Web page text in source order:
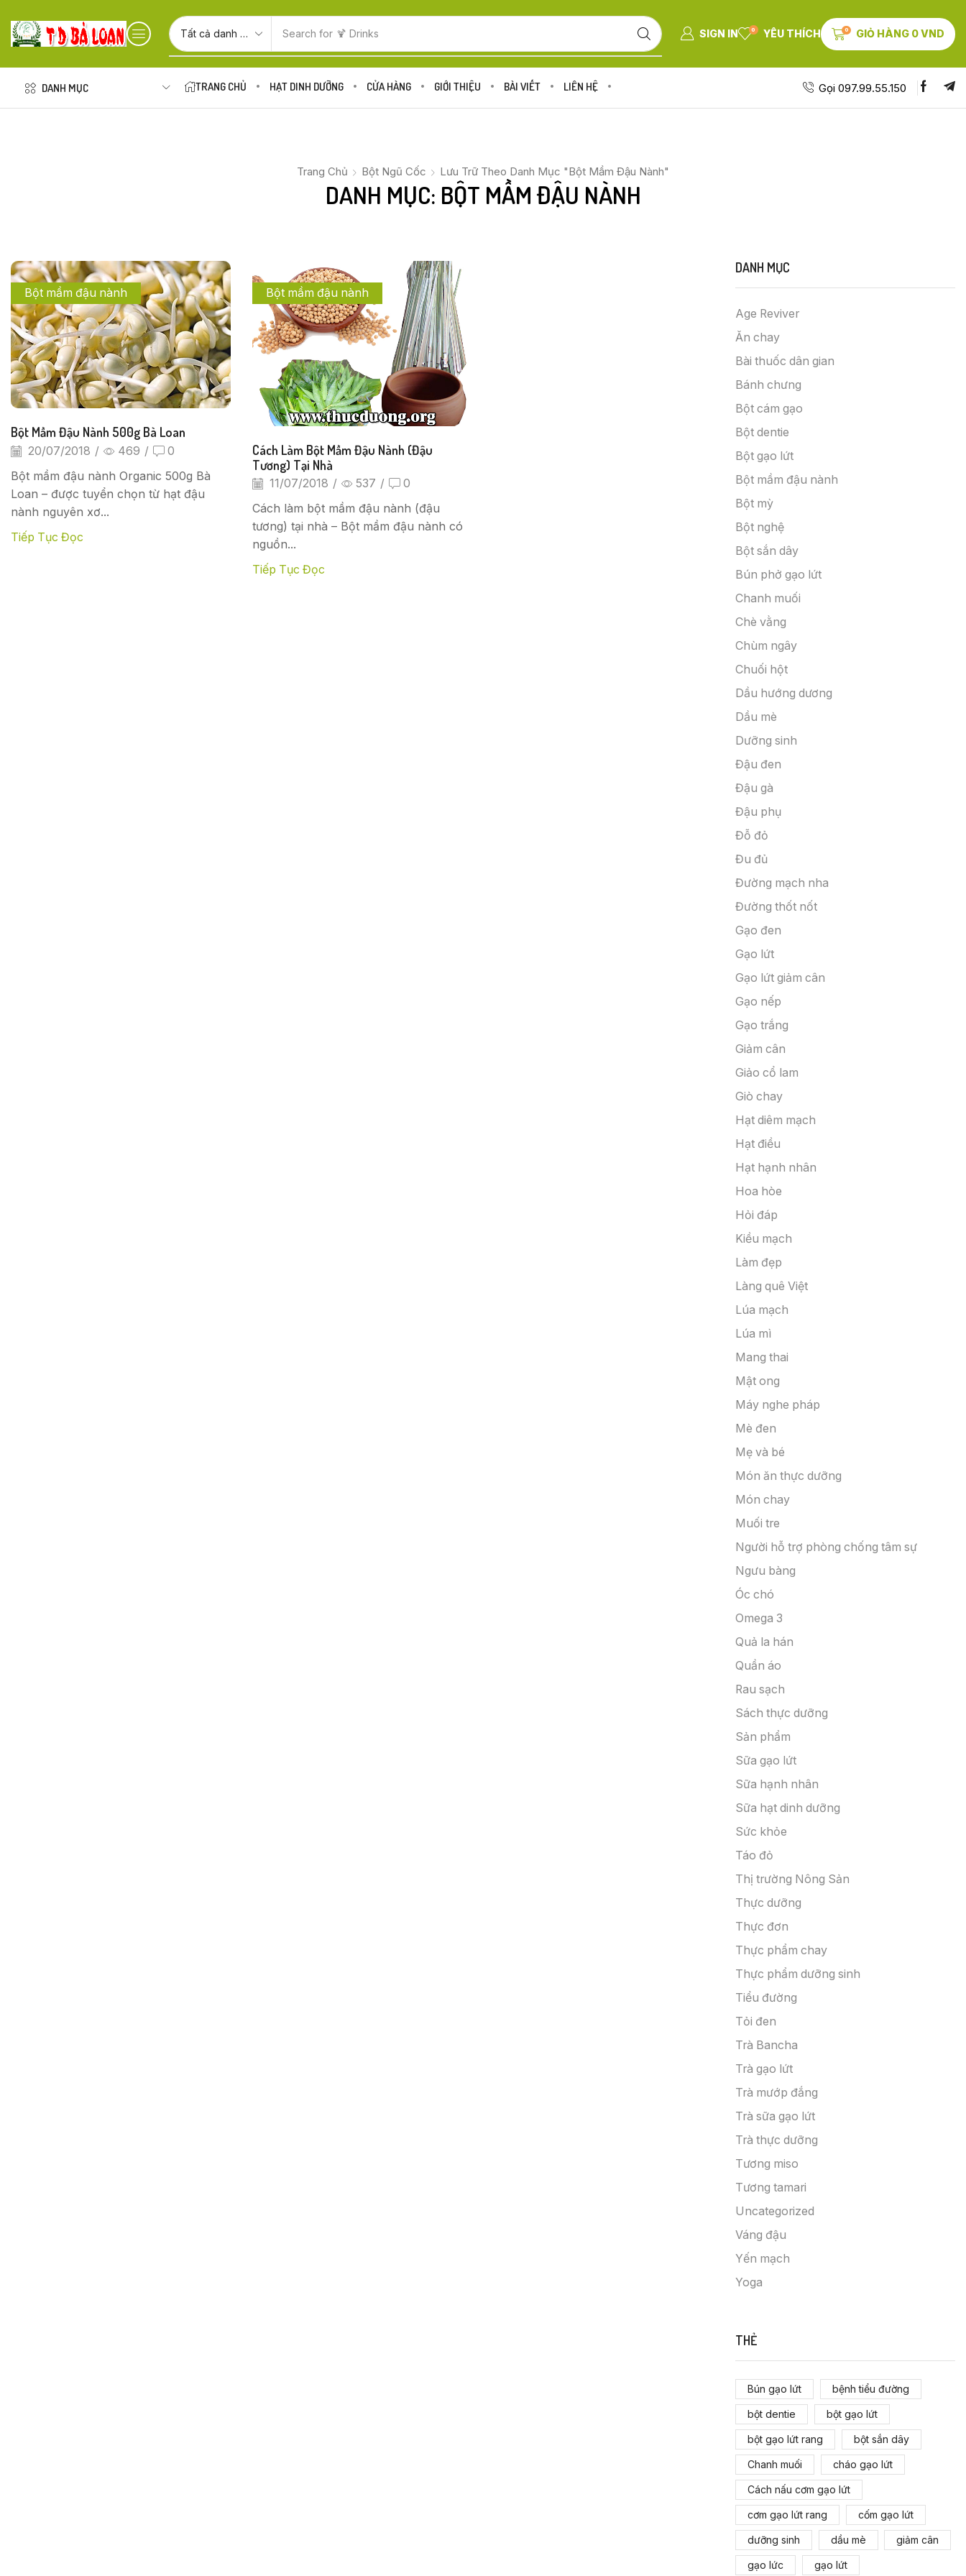
Search for 🍋 Fruits SIGN IN 0 YÊU THÍCH 0 GIỎ HÀNG 0VND
DANH MỤC TRANG CHỦ HẠT DINH DƯỠNG CỬA HÀNG GIỚI THIỆU BÀI VIẾT LIÊN HỆ Gọi 097.99.55.150
Trang Chủ Bột Ngũ Cốc Lưu Trữ Theo Danh Mục "Bột Mầm Đậu Nành"
DANH MỤC: BỘT MẦM ĐẬU NÀNH
Bột mầm đậu nành
Bột Mầm Đậu Nành 500g Bà Loan
20/07/2018 / 469 / 0
Bột mầm đậu nành Organic 500g Bà
Loan – được tuyển chọn từ hạt đậu
nành nguyên xơ...
Tiếp Tục Đọc
Bột mầm đậu nành
Cách Làm Bột Mầm Đậu Nành (đậu
Tương) Tại Nhà
11/07/2018 / 537 / 0
Cách làm bột mầm đậu nành (đậu
tương) tại nhà – Bột mầm đậu nành có
nguồn...
Tiếp Tục Đọc
DANH MỤC
Age Reviver
Ăn chay
Bài thuốc dân gian
Bánh chưng
Bột cám gạo
Bột dentie
Bột gạo lứt
Bột mầm đậu nành
Bột mỳ
Bột nghệ
Bột sắn dây
Bún phở gạo lứt
Chanh muối
Chè vằng
Chùm ngây
Chuối hột
Dầu hướng dương
Dầu mè
Dưỡng sinh
Đậu đen
Đậu gà
Đậu phụ
Đỗ đỏ
Đu đủ
Đường mạch nha
Đường thốt nốt
Gạo đen
Gạo lứt
Gạo lứt giảm cân
Gạo nếp
Gạo trắng
Giảm cân
Giảo cổ lam
Giò chay
Hạt diêm mạch
Hạt điều
Hạt hạnh nhân
Hoa hòe
Hỏi đáp
Kiều mạch
Làm đẹp
Làng quê Việt
Lúa mạch
Lúa mì
Mang thai
Mật ong
Máy nghe pháp
Mè đen
Mẹ và bé
Món ăn thực dưỡng
Món chay
Muối tre
Người hỗ trợ phòng chống tâm sự
Ngưu bàng
Óc chó
Omega 3
Quả la hán
Quần áo
Rau sạch
Sách thực dưỡng
Sản phẩm
Sữa gạo lứt
Sữa hạnh nhân
Sữa hạt dinh dưỡng
Sức khỏe
Táo đỏ
Thị trường Nông Sản
Thực dưỡng
Thực đơn
Thực phẩm chay
Thực phẩm dưỡng sinh
Tiểu đường
Tỏi đen
Trà Bancha
Trà gạo lứt
Trà mướp đắng
Trà sữa gạo lứt
Trà thực dưỡng
Tương miso
Tương tamari
Uncategorized
Váng đậu
Yến mạch
Yoga
THẺ
Bún gạo lứt bệnh tiểu đường
bột dentie bột gạo lứt
bột gạo lứt rang bột sắn dây
Chanh muối cháo gạo lứt
Cách nấu cơm gạo lứt
cơm gạo lứt rang cốm gạo lứt
dưỡng sinh dầu mè giảm cân
gạo lức gạo lứt